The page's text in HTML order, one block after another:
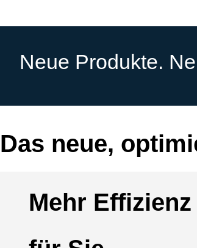
Neue Produkte.
Das neue,
Mehr Effizienz